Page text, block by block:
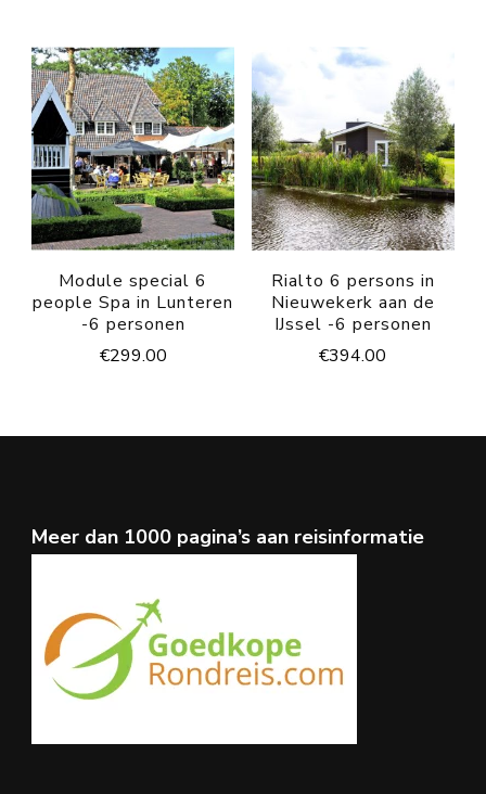
Module special 6
people Spa in Lunteren
-6 personen
€299.00
Rialto 6 persons in
Nieuwekerk aan de
IJssel -6 personen
€394.00
Meer dan 1000 pagina’s aan reisinformatie